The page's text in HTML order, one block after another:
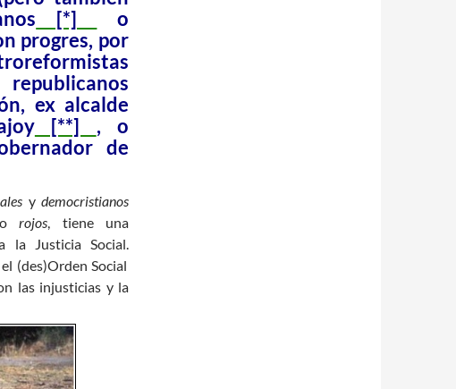
[*]
o
progres, por
ex alcalde
[**] , o
de
ydemocristianos
rojos, tiene una
la Justicia Social.
(des)Orden Social
las injusticias y la